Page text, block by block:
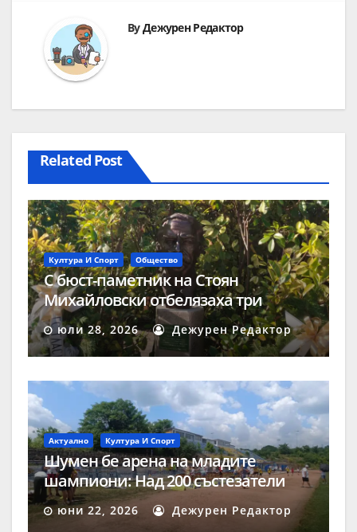
ByДежурен Редактор
Related Post
Култура И Спорт Общество
С бюст-паметник на Стоян
Михайловски отбелязаха три
значими годишнини в Двора на
кирилицата
юли 28, 2026 Дежурен Редактор
Актуално Култура И Спорт
Шумен бе арена на младите
шампиони: Над 200 състезатели
премериха сили в Държавното
първенство по модерен петобой
юни 22, 2026 Дежурен Редактор